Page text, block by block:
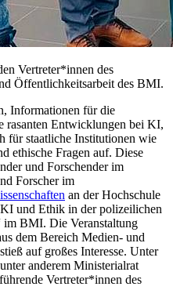
Vertreter*innen des
Öffentlichkeitsarbeit des BMI.
Informationen für die
rasanten Entwicklungen bei KI,
für staatliche Institutionen wie
ethische Fragen auf. Diese
und Forschender im
Forscher im
an der Hochschule
und Ethik in der polizeilichen
BMI. Die Veranstaltung
dem Bereich Medien- und
auf großes Interesse. Unter
anderem Ministerialrat
Vertreter*innen des